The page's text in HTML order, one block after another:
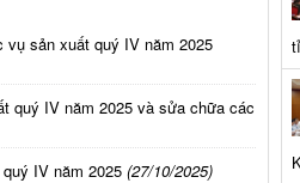
vụ sản xuất quý IV năm 2025
quý IV năm 2025 và sửa chữa các
IV năm 2025 (27/10/2025)